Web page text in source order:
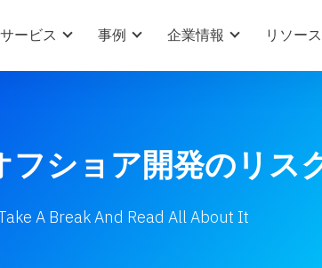
サービス 事例 企業情報 リソース
フショア開発のリス
A Break And Read All About It